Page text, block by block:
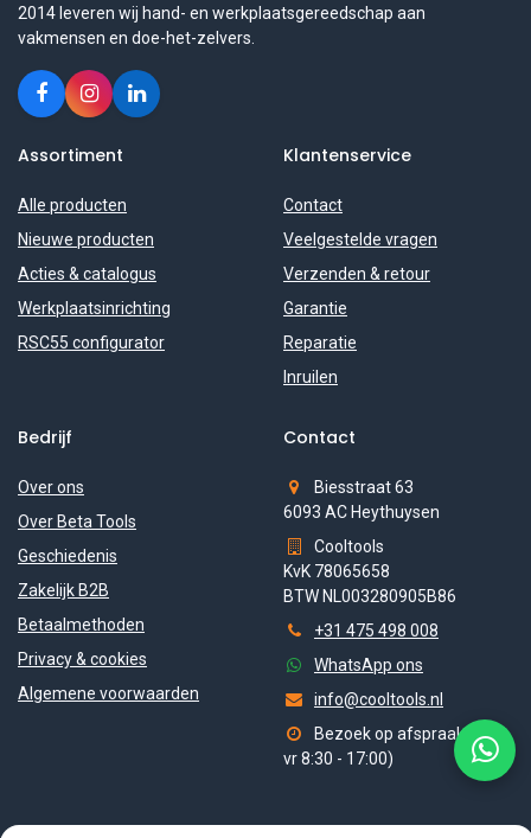
2014 leveren wij hand- en werkplaatsgereedschap aan
vakmensen en doe-het-zelvers.
Assortiment
Alle producten
Nieuwe producten
Acties & catalogus
Werkplaatsinrichting
RSC55 configurator
Klantenservice
Contact
Veelgestelde vragen
Verzenden & retour
Garantie
Reparatie
Inruilen
Bedrijf
Over ons
Over Beta Tools
Geschiedenis
Zakelijk B2B
Betaalmethoden
Privacy & cookies
Algemene voorwaarden
Contact
Biesstraat 63
6093 AC Heythuysen
Cooltools
KvK 78065658
BTW NL003280905B86
+31 475 498 008
WhatsApp ons
info@cooltools.nl
Bezoek op afspraak (ma-
vr 8:30 - 17:00)